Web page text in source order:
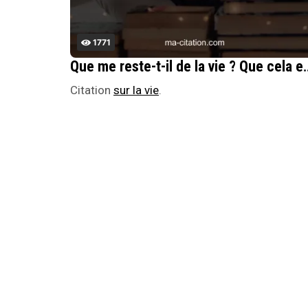
1771
Que me reste-t-il de la vie
Citation sur la vie.